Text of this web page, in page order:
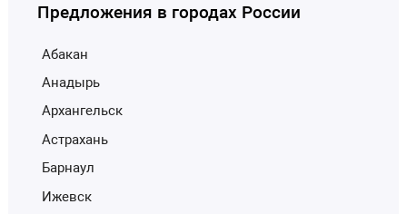
Предложения в городах России
Абакан
Анадырь
Архангельск
Астрахань
Барнаул
Ижевск